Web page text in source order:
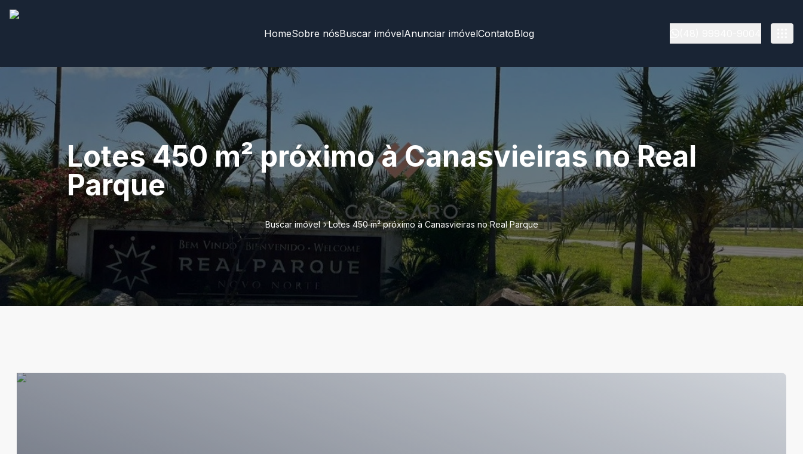
HomeSobre nósBuscar imóvelAnunciar imóvelContatoBlog
Lotes 450 m² próximo à Canasvieiras no Real
Parque
Buscar imóvel Lotes 450 m² próximo à Canasvieiras no Real Parque